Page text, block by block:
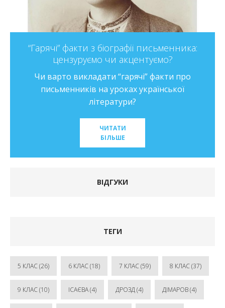
“Гарячі” факти з біографії письменника:
цензуруємо чи акцентуємо?
Чи варто викладати “гарячі” факти про
письменників на уроках української
літератури?
ЧИТАТИ
БІЛЬШЕ
ВІДГУКИ
ТЕГИ
5 КЛАС(26) 6 КЛАС(18) 7 КЛАС(59) 8 КЛАС(37)
9 КЛАС(10) ІСАЄВА(4) ДРОЗД(4) ДІМАРОВ(4)